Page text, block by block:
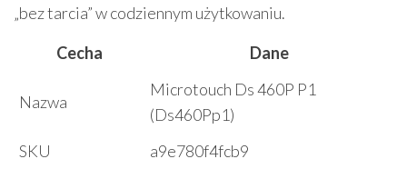
„bez tarcia” w codziennym użytkowaniu.
Cecha
Dane
Nazwa
Microtouch Ds 460P P1
(Ds460Pp1)
SKU
a9e780f4fcb9